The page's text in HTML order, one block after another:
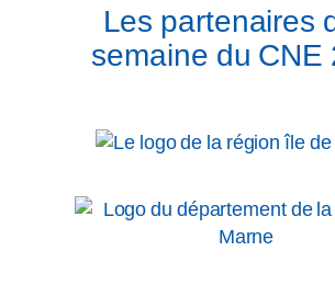
Les partenaires
semaine du CNE